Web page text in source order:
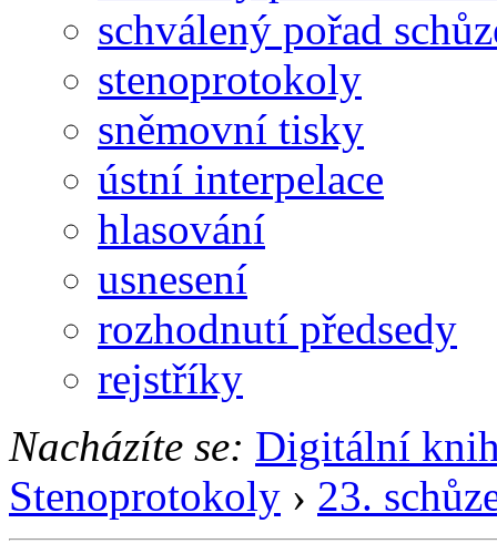
schválený pořad
stenoprotokoly
sněmovní tisky
ústní interpelace
hlasování
usnesení
rozhodnutí předsedy
rejstříky
Nacházíte se: Digitální
Stenoprotokoly › 23.